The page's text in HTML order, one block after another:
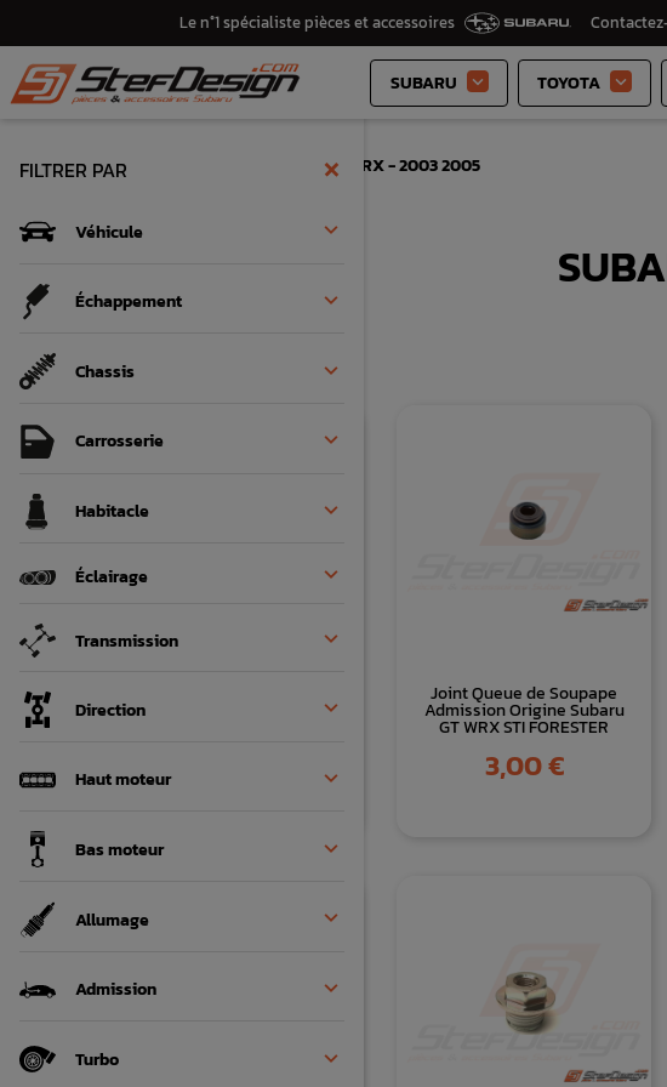
Le n°1 spécialiste pièces et accessoires
SUBARU  TOYOTA 
Accueil Subaru WRX - 2003 2005
×
FILTRER PAR
Véhicule 
Échappement 
Chassis 
Carrosserie 
Habitacle 
Éclairage 
Transmission 
Direction 
Haut moteur 
Bas moteur 
Allumage 
Admission 
Turbo 
Joint Queue de Soupape
Admission Origine Subaru
GT WRX STI FORESTER
Prix
3,00 €